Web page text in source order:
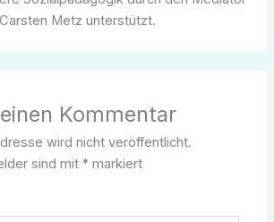
Metz unterstützt.
Kommentar
wird nicht veröffentlicht.
sind mit* markiert